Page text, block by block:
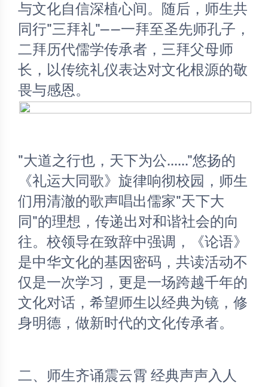
与文化自信深植心间。随后，师生共
同行"三拜礼"——一拜至圣先师孔子，
二拜历代儒学传承者，三拜父母师
长，以传统礼仪表达对文化根源的敬
畏与感恩。
"大道之行也，天下为公......"悠扬的
《礼运大同歌》旋律响彻校园，师生
们用清澈的歌声唱出儒家"天下大
同"的理想，传递出对和谐社会的向
往。校领导在致辞中强调，《论语》
是中华文化的基因密码，共读活动不
仅是一次学习，更是一场跨越千年的
文化对话，希望师生以经典为镜，修
身明德，做新时代的文化传承者。
二、师生齐诵震云霄 经典声声入人